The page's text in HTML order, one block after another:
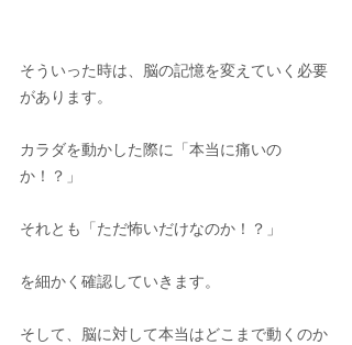
そういった時は、脳の記憶を変えていく必要
があります。
カラダを動かした際に「本当に痛いの
か！？」
それとも「ただ怖いだけなのか！？」
を細かく確認していきます。
そして、脳に対して本当はどこまで動くのか